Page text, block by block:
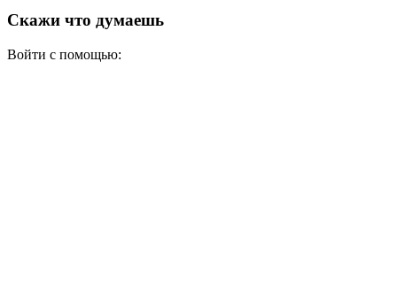
Скажи что думаешь
Войти с помощью: